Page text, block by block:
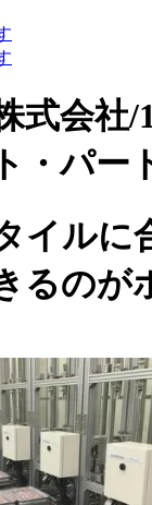
式会社/
・パー
イルに
るのが